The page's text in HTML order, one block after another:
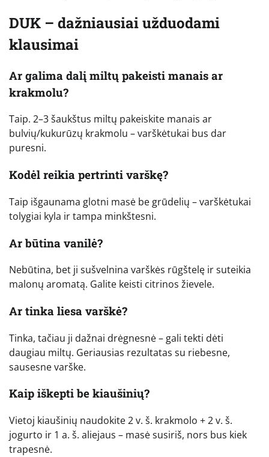
DUK – dažniausiai užduodami
klausimai
Ar galima dalį miltų pakeisti manais ar
krakmolu?
Taip. 2–3 šaukštus miltų pakeiskite manais ar
bulvių/kukurūzų krakmolu – varškėtukai bus dar
puresni.
Kodėl reikia pertrinti varškę?
Taip išgaunama glotni masė be grūdelių – varškėtukai
tolygiai kyla ir tampa minkštesni.
Ar būtina vanilė?
Nebūtina, bet ji sušvelnina varškės rūgštelę ir suteikia
malonų aromatą. Galite keisti citrinos žievele.
Ar tinka liesa varškė?
Tinka, tačiau ji dažnai drėgnesnė – gali tekti dėti
daugiau miltų. Geriausias rezultatas su riebesne,
sausesne varške.
Kaip iškepti be kiaušinių?
Vietoj kiaušinių naudokite 2 v. š. krakmolo + 2 v. š.
jogurto ir 1 a. š. aliejaus – masė susiriš, nors bus kiek
trapesnė.